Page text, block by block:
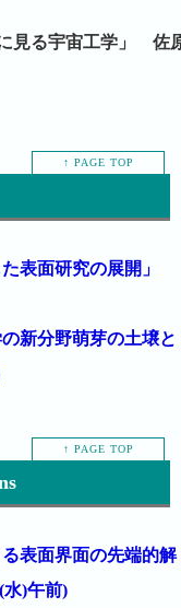
見る宇宙工学」 佐
↑ PAGE TOP
表面研究の展開」
新分野萌芽の土壌と
↑ PAGE TOP
表面界面の先端的解
水)午前)